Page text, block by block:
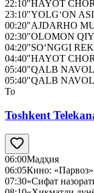
22:10"HAYOT
23:10"YOLG‘ON
00:20"AJDARHO
02:30"OLOMON
04:20"SO‘NGGI
04:40"HAYOT
05:40"QALB
05:40"QALB
To
Toshkent
06:00Мадҳия
06:05Кино: «Парвоз»
07:30«Сифат